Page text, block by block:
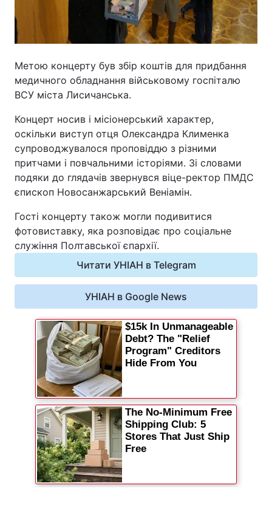
Думки
Архів Вакансії
Контакти
Реклама на сайті Фотобанк
Моніторинг Пресцентр
Метою концерту був збір коштів для придбання
медичного обладнання військовому госпіталю
ВСУ міста Лисичанська.
Концерт носив і місіонерський характер,
оскільки виступ отця Олександра Клименка
супроводжувалося проповіддю з різними
притчами і повчальними історіями. Зі словами
подяки до глядачів звернувся віце-ректор ПМДС
єпископ Новосанжарський Веніамін.
Гості концерту також могли подивитися
фотовиставку, яка розповідає про соціальне
служіння Полтавської єпархії.
Читати УНІАН в Telegram
УНІАН в Google News